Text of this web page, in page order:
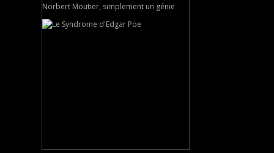
Norbert Moutier, simplement un génie